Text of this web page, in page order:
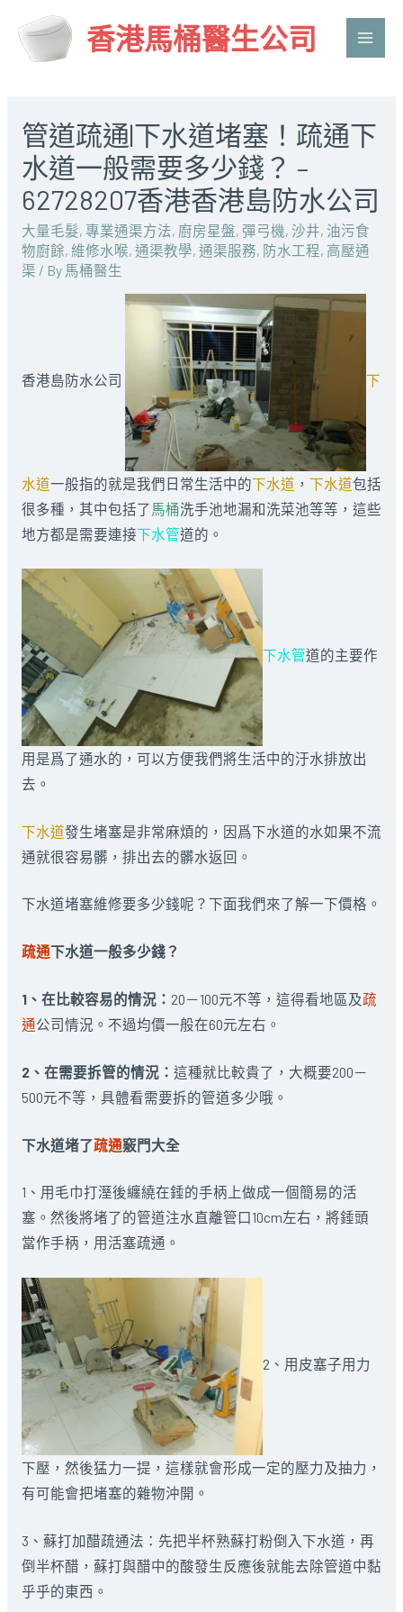
香港馬桶醫生公司
Main
管道疏通|下水道堵塞！疏通下
水道一般需要多少錢？ –
62728207香港香港島防水公司
大量毛髮, 專業通渠方法, 廚房星盤, 彈弓機, 沙井, 油污食
物廚餘, 維修水喉, 通渠教學, 通渠服務, 防水工程, 高壓通
渠 / By 馬桶醫生
香港島防水公司 下
水道一般指的就是我們日常生活中的下水道 ， 下水道包括
很多種，其中包括了 馬桶洗手池地漏和洗菜池等等，這些
地方都是需要連接下水管道的。
下水管道的主要作
用是爲了通水的，可以方便我們將生活中的汙水排放出
去。
下水道發生堵塞是非常麻煩的，因爲下水道的水如果不流
通就很容易髒，排出去的髒水返回。
下水道堵塞維修要多少錢呢？下面我們來了解一下價格。
疏通下水道一般多少錢？
1、在比較容易的情況： 20－100元不等，這得看地區及疏
通公司情況。不過均價一般在60元左右。
2、在需要拆管的情況： 這種就比較貴了，大概要200－
500元不等，具體看需要拆的管道多少哦。
下水道堵了疏通竅門大全
1、用毛巾打溼後纏繞在錘的手柄上做成一個簡易的活
塞。然後將堵了的管道注水直離管口10cm左右，將錘頭
當作手柄，用活塞疏通。
2、用皮塞子用力
下壓，然後猛力一提，這樣就會形成一定的壓力及抽力，
有可能會把堵塞的雜物沖開。
3、蘇打加醋疏通法：先把半杯熟蘇打粉倒入下水道，再
倒半杯醋，蘇打與醋中的酸發生反應後就能去除管道中黏
乎乎的東西。